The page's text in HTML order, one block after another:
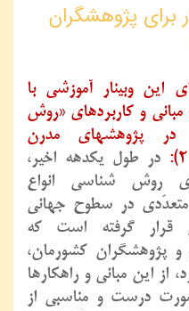
برای پژوهشگران
این وبینار آموزشی با
و کاربردهای «روش
پژوهشهای مدرن
در طول یکدهه اخیر،
روش شناسی انواع
متعدّدی در سطوح جهانی
قرار گرفته است که
و پژوهشگران کشورمان،
90% موارد، از این مبانی و راهکارها
درست و مناسبی از